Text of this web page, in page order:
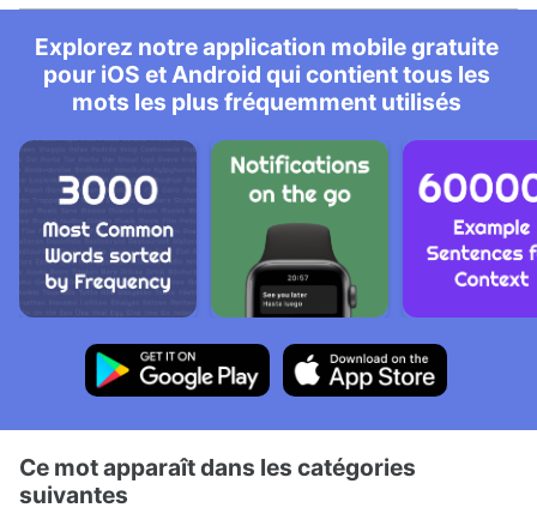
Explorez notre application mobile gratuite
pour iOS et Android qui contient tous les
mots les plus fréquemment utilisés
Ce mot apparaît dans les catégories
suivantes